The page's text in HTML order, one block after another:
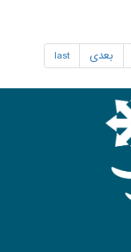
بعدی last